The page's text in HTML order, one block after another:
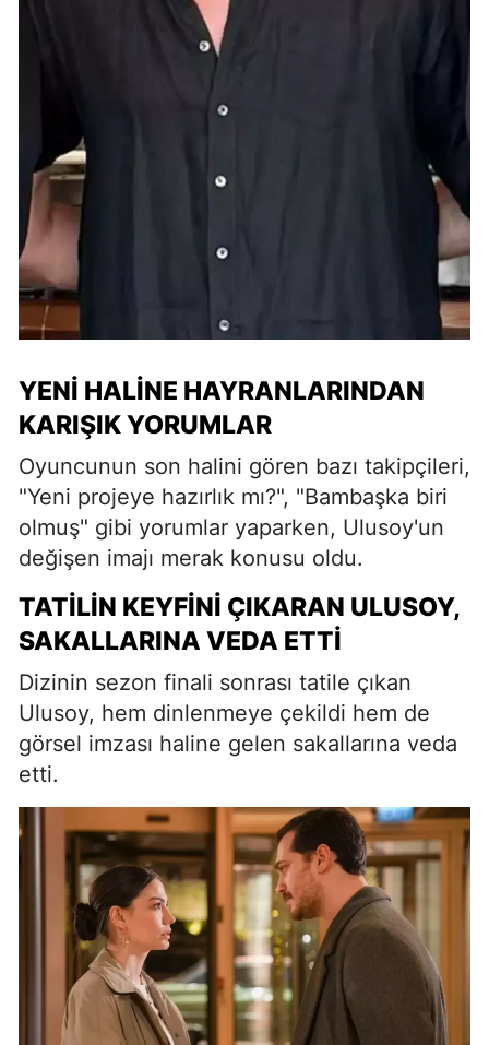
YENI HALINE HAYRANLARINDAN
KARIŞIK YORUMLAR
Oyuncunun son halini gören bazı takipçileri,
"Yeni projeye hazırlık mı?", "Bambaşka biri
olmuş" gibi yorumlar yaparken, Ulusoy'un
değişen imajı merak konusu oldu.
TATILIN KEYFINI ÇIKARAN ULUSOY,
SAKALLARINA VEDA ETTI
Dizinin sezon finali sonrası tatile çıkan
Ulusoy, hem dinlenmeye çekildi hem de
görsel imzası haline gelen sakallarına veda
etti.